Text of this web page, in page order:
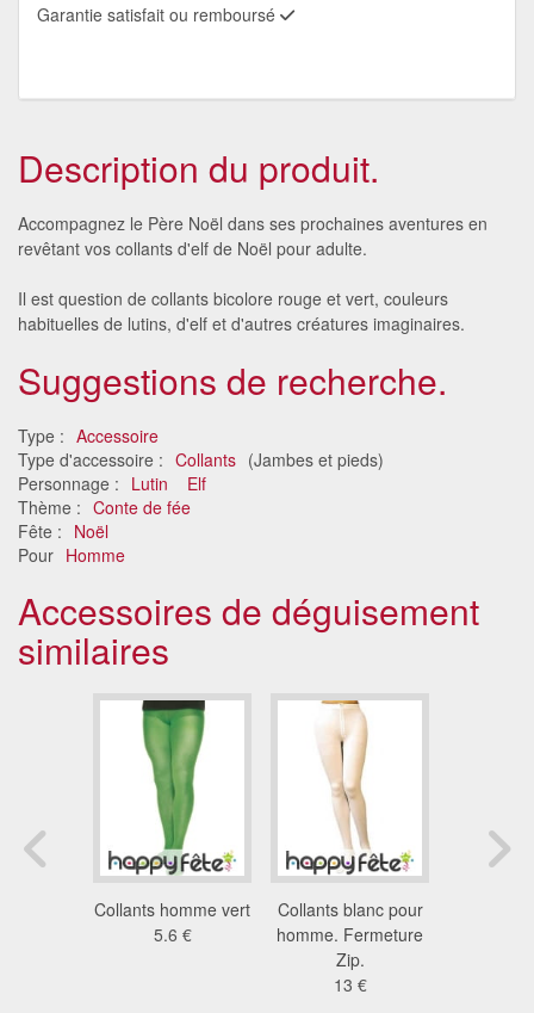
Garantie satisfait ou remboursé
Description du produit.
Accompagnez le Père Noël dans ses prochaines aventures en
revêtant vos collants d'elf de Noël pour adulte.
Il est question de collants bicolore rouge et vert, couleurs
habituelles de lutins, d'elf et d'autres créatures imaginaires.
Suggestions de recherche.
Type : Accessoire
Type d'accessoire : Collants (Jambes et pieds)
Personnage : Lutin
Elf
Thème : Conte de fée
Fête : Noël
Pour Homme
Accessoires de déguisement
similaires
Collants homme vert
5.6 €
Collants blanc pour
homme. Fermeture
Zip.
13 €